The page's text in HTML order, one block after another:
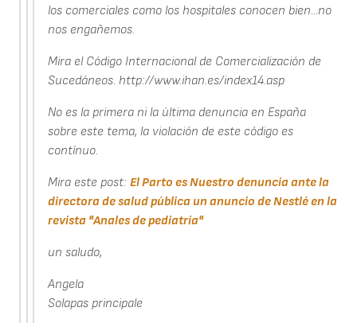
los comerciales como los hospitales conocen bien...no
nos engañemos.
Mira el Código Internacional de Comercialización de
Sucedáneos. http://www.ihan.es/index14.asp
No es la primera ni la última denuncia en España
sobre este tema, la violación de este código es
contínuo.
Mira este post:El Parto es Nuestro denuncia ante la
directora de salud pública un anuncio de Nestlé en la
revista "Anales de pediatría"
un saludo,
Angela
Solapas principale